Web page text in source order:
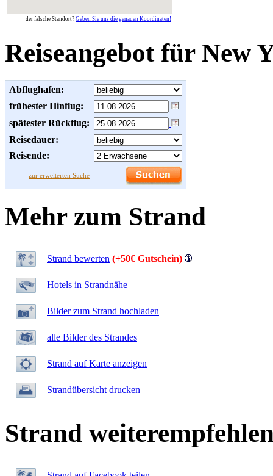
der falsche Standort? Geben Sie uns die genauen Koordinaten!
Reiseangebot für New
Abflughafen:
frühester Hinflug:
spätester Rückflug:
Reisedauer:
Reisende:
zur erweiterten Suche
Mehr zum Strand
Strand bewerten (+50€ Gutschein)
Hotels in Strandnähe
Bilder zum Strand hochladen
alle Bilder des Strandes
Strand auf Karte anzeigen
Strandübersicht drucken
Strand